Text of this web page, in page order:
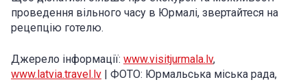
проведення вільного часу в Юрмалі, звертайтеся на
рецепцію готелю.
Джерело інформації: www.visitjurmala.lv,
www.latvia.travel.lv | ФОТО: Юрмальська міська рада,